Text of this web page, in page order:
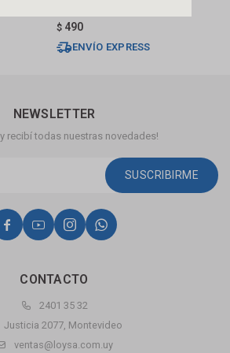
$ 490
ENVÍO EXPRESS
CONTACTO
2401 35 32
Justicia 2077, Montevideo
ventas@loysa.com.uy
NEWSLETTER
y recibí todas nuestras novedades!
SUSCRIBIRME
   